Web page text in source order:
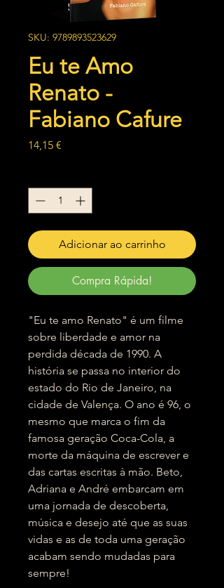
SKU: 9789893523629
Eu te Amo
Renato -
Fabiano Cafure
14,15 €
Adicionar ao carrinho
Compra Rápida!
"Eu te amo Renato" é um filme
sobre liberdade e amor na
perdida década de 1990. A
história se passa no interior do
estado do Rio de Janeiro, na
cidade de Valença. O ano é 96, o
mesmo que marca o fim da
famosa geração Coca-Cola, a
morte da máquina de escrever e
das cartas escritas à mão. Beto,
Adriana e André embarcam em
uma jornada de descoberta,
música e desejo até que as suas
vidas e as de toda uma geração
acabam sendo mudadas para
sempre!